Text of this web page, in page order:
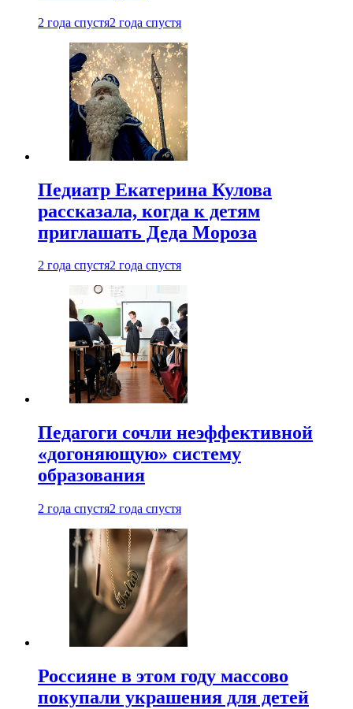
2 года спустя2 года спустя
Педиатр Екатерина Кулова
рассказала, когда к детям
приглашать Деда Мороза
2 года спустя2 года спустя
Педагоги сочли неэффективной
«догоняющую» систему
образования
2 года спустя2 года спустя
Россияне в этом году массово
покупали украшения для детей